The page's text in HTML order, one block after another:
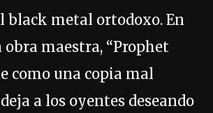
black metal ortodoxo. En
obra maestra, “Prophet
como una copia mal
a los oyentes deseando